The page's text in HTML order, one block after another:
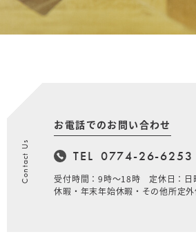
お電話でのお問い合わせ
TEL 0774-26-6253
受付時間：9時～18時 定休日：日
休暇・年末年始休暇・その他所定外
Contact Us